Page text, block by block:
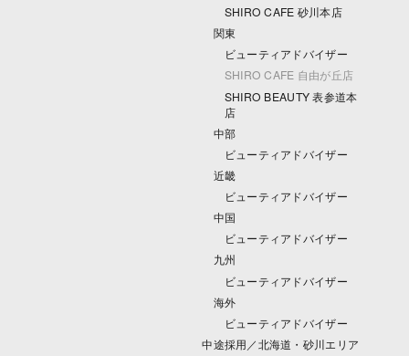
SHIRO CAFE 砂川本店
関東
ビューティアドバイザー
SHIRO CAFE 自由が丘店
SHIRO BEAUTY 表参道本
店
中部
ビューティアドバイザー
近畿
ビューティアドバイザー
中国
ビューティアドバイザー
九州
ビューティアドバイザー
海外
ビューティアドバイザー
中途採用／北海道・砂川エリア